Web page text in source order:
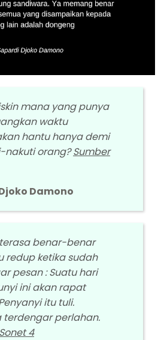
mana yang punya
waktu
hantu hanya demi
nakuti orang?Sumber
Damono
benar-benar
redup ketika sudah
pesan : Suatu hari
ini akan rapat
itu tuli.
terdengar perlahan.
4